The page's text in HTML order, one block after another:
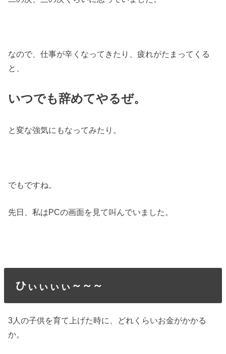
なので、仕事が辛くなってきたり、疲れがたまってくる
と、
いつでも辞めてやるぜ。
と変な強気にもなってみたり。
でもですね。
先日、私はPCの画面を見て叫んでいました。
ひぃぃぃぃ～～～
3人の子供を育て上げた時に、どれくらいお金がかかる
か。